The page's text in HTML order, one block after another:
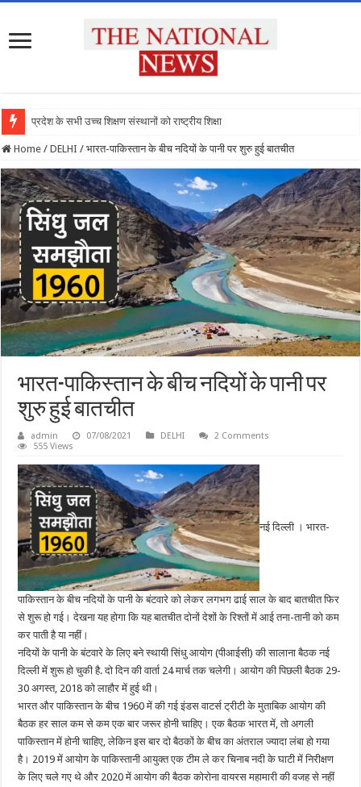
प्रदेश के सभी उच्च शिक्षण संस्थानों को राष्ट्रीय शिक्षा नीति के
Home / DELHI / भारत-पाकिस्तान के बीच नदियों के पानी पर शुरु हुई बातचीत
भारत-पाकिस्तान के बीच नदियों के पानी पर
शुरु हुई बातचीत
admin 07/08/2021 DELHI
2 Comments
555 Views
नई दिल्ली । भारत-
पाकिस्तान के बीच नदियों के पानी के बंटवारे को लेकर लगभग ढाई साल के बाद बातचीत फिर
से शुरू हो गई। देखना यह होगा कि यह बातचीत दोनों देशों के रिश्तों में आई तना-तानी को कम
कर पाती है या नहीं।
नदियों के पानी के बंटवारे के लिए बने स्थायी सिंधु आयोग (पीआईसी) की सालाना बैठक नई
दिल्ली में शुरू हो चुकी है. दो दिन की वार्ता 24 मार्च तक चलेगी। आयोग की पिछली बैठक 29-
30 अगस्त, 2018 को लाहौर में हुई थी।
भारत और पाकिस्तान के बीच 1960 में की गई इंडस वाटर्स ट्रीटी के मुताबिक आयोग की
बैठक हर साल कम से कम एक बार जरूर होनी चाहिए। एक बैठक भारत में, तो अगली
पाकिस्तान में होनी चाहिए, लेकिन इस बार दो बैठकों के बीच का अंतराल ज्यादा लंबा हो गया
है। 2019 में आयोग के पाकिस्तानी आयुक्त एक टीम ले कर चिनाब नदी के घाटी में निरीक्षण
के लिए चले गए थे और 2020 में आयोग की बैठक कोरोना वायरस महामारी की वजह से नहीं